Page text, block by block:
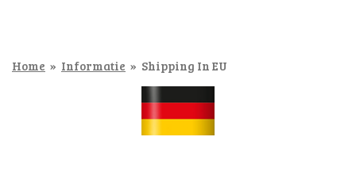
Home » Informatie » Shipping In EU